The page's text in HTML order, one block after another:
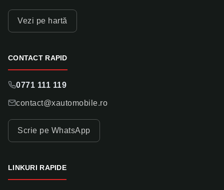
Vezi pe hartă
CONTACT RAPID
0771 111 119
contact@xautomobile.ro
Scrie pe WhatsApp
LINKURI RAPIDE